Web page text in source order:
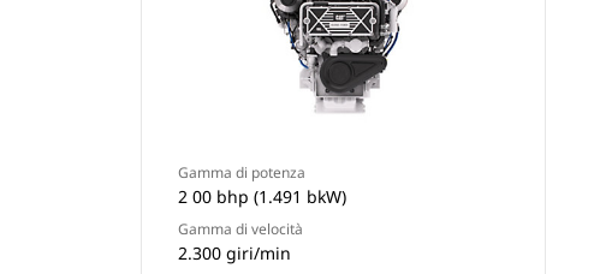
Gamma di potenza
2 00 bhp (1.491 bkW)
Gamma di velocità
2.300 giri/min